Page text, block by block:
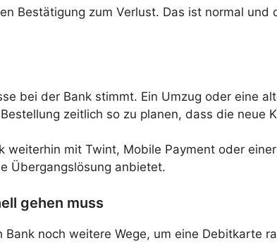
Bestätigung zum Verlust. Das ist normal
bei der Bank stimmt. Ein Umzug oder eine
zeitlich so zu planen, dass die neue
weiterhin mit Twint, Mobile Payment oder
Übergangslösung anbietet.
gehen muss
noch weitere Wege, um eine Debitkarte